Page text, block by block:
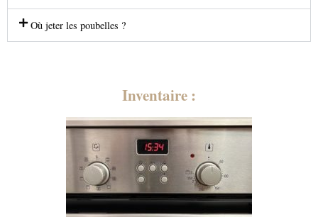
Où jeter les poubelles ?
Inventaire :